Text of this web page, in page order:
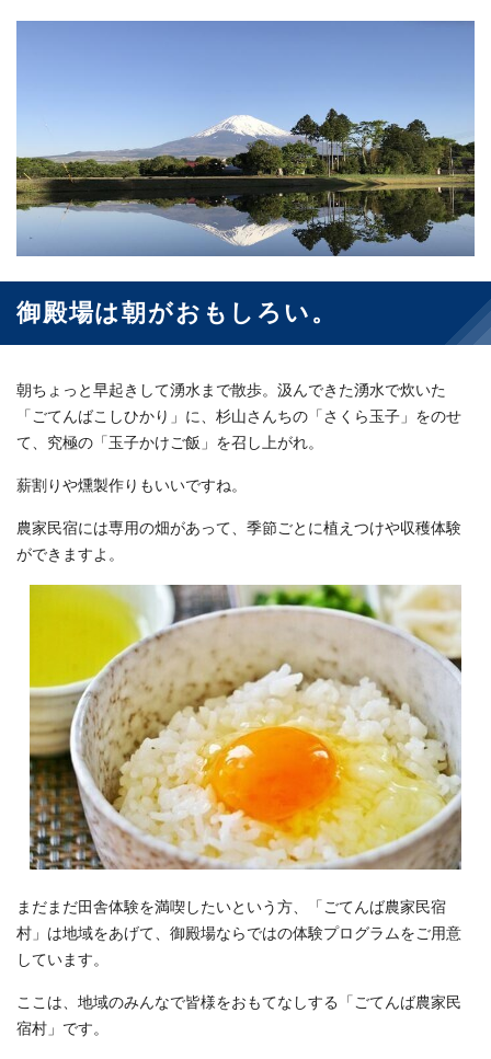
御殿場は朝がおもしろい。
朝ちょっと早起きして湧水まで散歩。汲んできた湧水で炊いた
「ごてんばこしひかり」に、杉山さんちの「さくら玉子」をのせ
て、究極の「玉子かけご飯」を召し上がれ。
薪割りや燻製作りもいいですね。
農家民宿には専用の畑があって、季節ごとに植えつけや収穫体験
ができますよ。
まだまだ田舎体験を満喫したいという方、「ごてんば農家民宿
村」は地域をあげて、御殿場ならではの体験プログラムをご用意
しています。
ここは、地域のみんなで皆様をおもてなしする「ごてんば農家民
宿村」です。